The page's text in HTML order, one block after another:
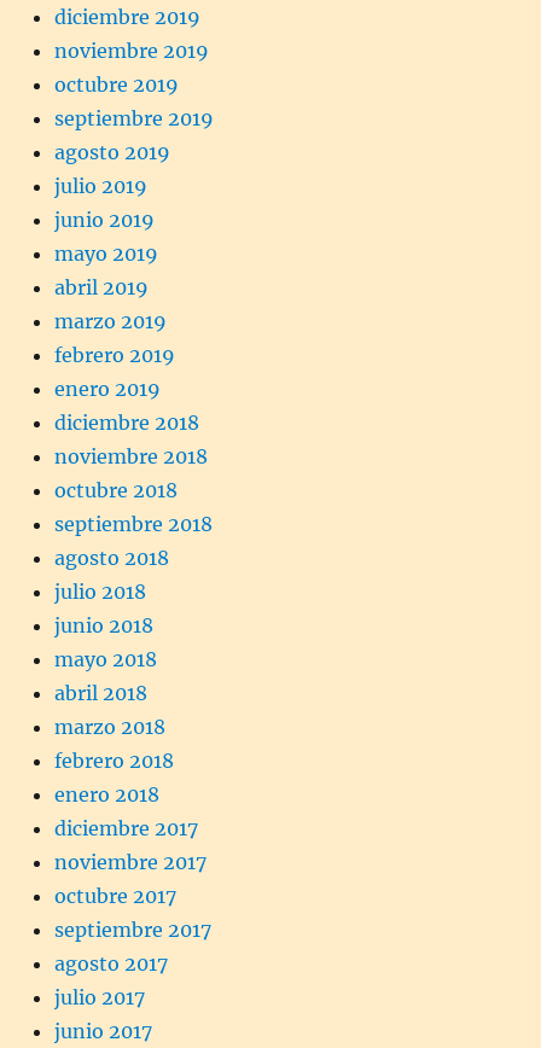
diciembre 2019
noviembre 2019
octubre 2019
septiembre 2019
agosto 2019
julio 2019
junio 2019
mayo 2019
abril 2019
marzo 2019
febrero 2019
enero 2019
diciembre 2018
noviembre 2018
octubre 2018
septiembre 2018
agosto 2018
julio 2018
junio 2018
mayo 2018
abril 2018
marzo 2018
febrero 2018
enero 2018
diciembre 2017
noviembre 2017
octubre 2017
septiembre 2017
agosto 2017
julio 2017
junio 2017